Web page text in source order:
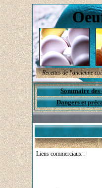
Recettes de l'ancienne
Sommaire des
Dangers et
Liens commerciaux :